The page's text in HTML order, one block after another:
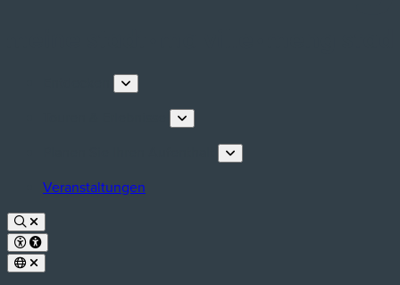
Veranstaltungen